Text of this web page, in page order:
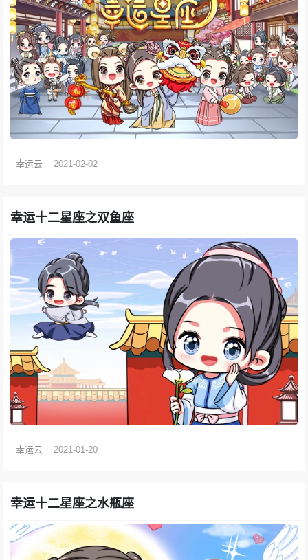
幸运云 2021-02-02
幸运十二星座之双鱼座
幸运云 2021-01-20
幸运十二星座之水瓶座